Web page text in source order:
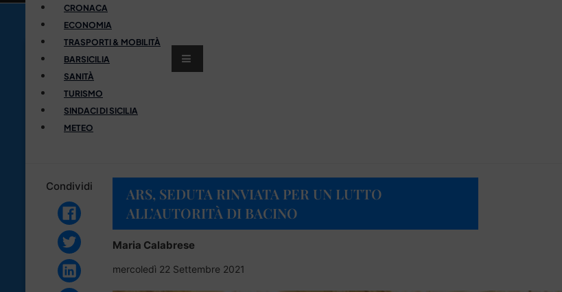
CRONACA
ECONOMIA
TRASPORTI & MOBILITÀ
BARSICILIA
SANITÀ
TURISMO
SINDACI DI SICILIA
METEO
Condividi
ARS, SEDUTA RINVIATA PER UN LUTTO
ALL’AUTORITÀ DI BACINO
Maria Calabrese
mercoledì 22 Settembre 2021